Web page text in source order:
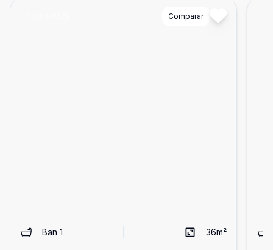
Comparar
Ban 1 36m²